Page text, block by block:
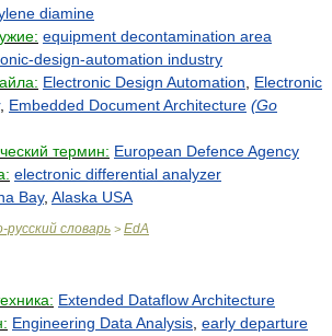
diamine
equipment decontamination area
design-automation industry
Electronic Design Automation
Electronic
, Embedded Document Architecture (Go
термин: European Defence Agency
electronic differential analyzer
Bay, Alaska USA
словарь > EdA
Extended Dataflow Architecture
Engineering Data Analysis early departure